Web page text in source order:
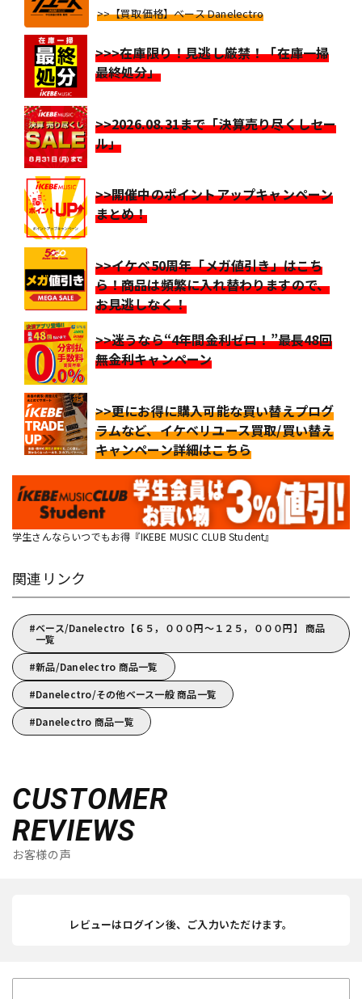
>>【買取価格】ベース Danelectro
>>>在庫限り！見逃し厳禁！「在庫一掃
最終処分」
>>2026.08.31まで「決算売り尽くしセー
ル」
>>開催中のポイントアップキャンペーン
まとめ！
>>イケベ50周年「メガ値引き」はこち
ら！商品は頻繁に入れ替わりますので、
お見逃しなく！
>>迷うなら“4年間金利ゼロ！”最長48回
無金利キャンペーン
>>更にお得に購入可能な買い替えプログ
ラムなど、イケベリユース買取/買い替え
キャンペーン詳細はこちら
学生さんならいつでもお得『IKEBE MUSIC CLUB Student』
関連リンク
ベース/Danelectro【６５，０００円～１２５，０００円】 商品
一覧
新品/Danelectro 商品一覧
Danelectro/その他ベース一般 商品一覧
Danelectro 商品一覧
CUSTOMER
REVIEWS
お客様の声
レビューはログイン後、ご入力いただけます。